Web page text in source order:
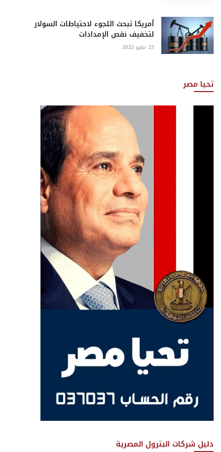
أمريكا تبحث اللجوء لاحتياطات السولار
لتخفيف نقص الإمدادات
23 مايو 2022
تحيا مصر
دليل شركات البترول المصرية